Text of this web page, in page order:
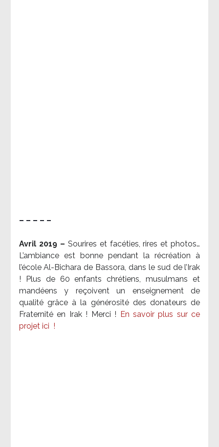
– – – – –
Avril 2019 – Sourires et facéties, rires et photos…
L’ambiance est bonne pendant la récréation à
l’école Al-Bichara de Bassora, dans le sud de l’Irak
! Plus de 60 enfants chrétiens, musulmans et
mandéens y reçoivent un enseignement de
qualité grâce à la générosité des donateurs de
Fraternité en Irak ! Merci !
En savoir plus sur ce
projet ici !